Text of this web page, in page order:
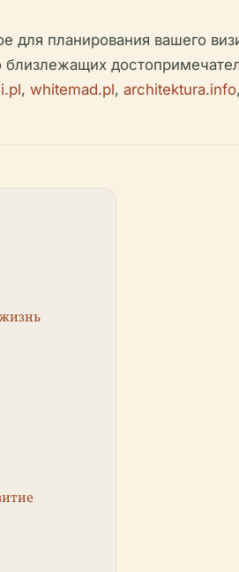
планирования вашего
, whitemad.pl, architektura.info,